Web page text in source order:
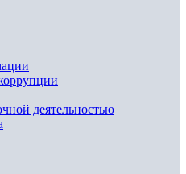
деятельностью